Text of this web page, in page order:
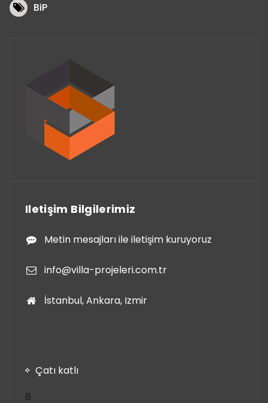
BiP
Iletişim Bilgilerimiz
Metin mesajları ile iletişim kuruyoruz
info@villa-projeleri.com.tr
İstanbul, Ankara, Izmir
Çatı katlı
8